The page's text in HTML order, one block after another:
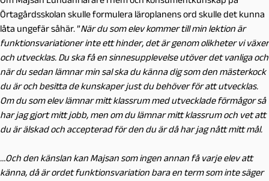
Örtagårdsskolan skulle formulera läroplanens ord skulle det kunna
låta ungefär såhär. ”När du som elev kommer till min lektion är
funktionsvariationer inte ett hinder, det är genom olikheter vi växer
och utvecklas. Du ska få en sinnesupplevelse utöver det vanliga och
när du sedan lämnar min sal ska du känna dig som den mästerkock
du är och besitta de kunskaper just du behöver för att utvecklas.
Om du som elev lämnar mitt klassrum med utvecklade förmågor så
har jag gjort mitt jobb, men om du lämnar mitt klassrum och vet att
du är älskad och accepterad för den du är då har jag nått mitt mål.
…Och den känslan kan Majsan som ingen annan få varje elev att
känna, då är ordet funktionsvariation bara en term som inte säger